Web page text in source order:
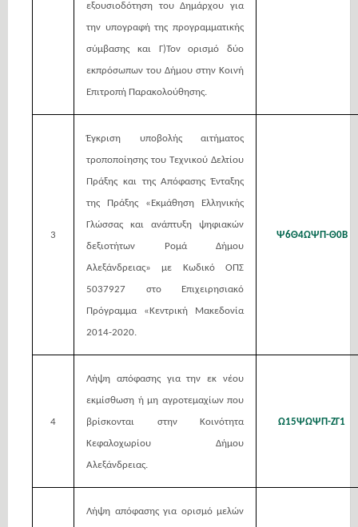
εξουσιοδότηση του Δημάρχου για
την υπογραφή της προγραμματικής
σύμβασης και Γ)Τον ορισμό δύο
εκπρόσωπων του Δήμου στην Κοινή
Επιτροπή Παρακολούθησης.
3
Έγκριση υποβολής αιτήματος
τροποποίησης του Τεχνικού Δελτίου
Πράξης και της Απόφασης Ένταξης
της Πράξης «Εκμάθηση Ελληνικής
Γλώσσας και ανάπτυξη ψηφιακών
δεξιοτήτων Ρομά Δήμου
Αλεξάνδρειας» με Κωδικό ΟΠΣ
5037927 στο Επιχειρησιακό
Πρόγραμμα «Κεντρική Μακεδονία
2014-2020.
Ψ6Θ4ΩΨΠ-Θ0Β
4
Λήψη απόφασης για την εκ νέου
εκμίσθωση ή μη αγροτεμαχίων που
βρίσκονται στην Κοινότητα
Κεφαλοχωρίου Δήμου
Αλεξάνδρειας.
Ω15ΨΩΨΠ-ΖΓ1
Λήψη απόφασης για ορισμό μελών